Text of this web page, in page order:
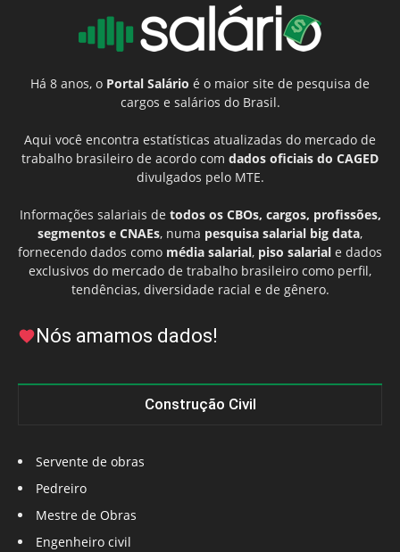
Há 8 anos, o Portal Salário é o maior site de pesquisa de
cargos e salários do Brasil.
Aqui você encontra estatísticas atualizadas do mercado de
trabalho brasileiro de acordo com dados oficiais do CAGED
divulgados pelo MTE.
Informações salariais de todos os CBOs, cargos, profissões,
segmentos e CNAEs, numa pesquisa salarial big data,
fornecendo dados como média salarial, piso salarial e dados
exclusivos do mercado de trabalho brasileiro como perfil,
tendências, diversidade racial e de gênero.
Nós amamos dados!
Construção Civil
Servente de obras
Pedreiro
Mestre de Obras
Engenheiro civil